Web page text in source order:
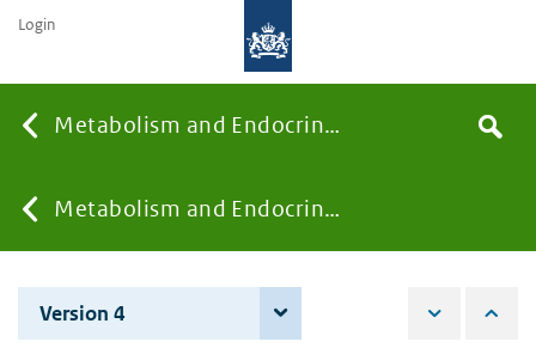
Metabolism and Endocrinology
You
are
Metabolism and Endocrinology
the
Search
Login
Version 4